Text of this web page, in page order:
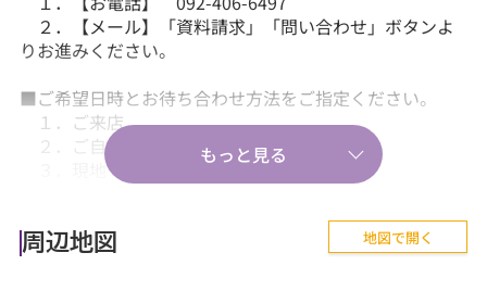
２．【メール】「資料請求」「問い合わせ」ボタンよ
りお進みください。
■ご希望日時とお待ち合わせ方法をご指定ください。
１．ご来店
２．ご自宅送迎
３．現地・最寄駅等でのお待ち合わせ。
■『失敗しない住まい選びのポイント！』、『購入の流
周辺地図 地図で開く